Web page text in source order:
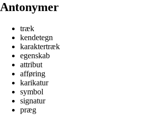
Antonymer
træk
kendetegn
karaktertræk
egenskab
attribut
afføring
karikatur
symbol
signatur
præg